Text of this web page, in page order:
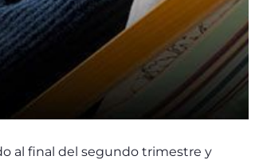
al final del segundo trimestre y